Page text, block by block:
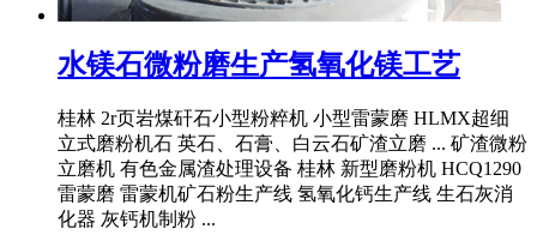
水镁石微粉磨生产氢氧化镁工艺
桂林 2r页岩煤矸石小型粉粹机 小型雷蒙磨 HLMX超细
立式磨粉机石 英石、石膏、白云石矿渣立磨 ... 矿渣微粉
立磨机 有色金属渣处理设备 桂林 新型磨粉机 HCQ1290
雷蒙磨 雷蒙机矿石粉生产线 氢氧化钙生产线 生石灰消
化器 灰钙机制粉 ...